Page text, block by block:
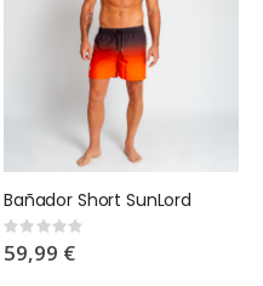
Bañador Short SunLord
Rating:
0%
59,99 €